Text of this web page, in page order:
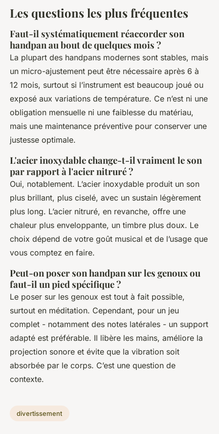
Les questions les plus fréquentes
Faut-il systématiquement réaccorder son
handpan au bout de quelques mois ?
La plupart des handpans modernes sont stables, mais
un micro-ajustement peut être nécessaire après 6 à
12 mois, surtout si l’instrument est beaucoup joué ou
exposé aux variations de température. Ce n’est ni une
obligation mensuelle ni une faiblesse du matériau,
mais une maintenance préventive pour conserver une
justesse optimale.
L'acier inoxydable change-t-il vraiment le son
par rapport à l'acier nitruré ?
Oui, notablement. L’acier inoxydable produit un son
plus brillant, plus ciselé, avec un sustain légèrement
plus long. L’acier nitruré, en revanche, offre une
chaleur plus enveloppante, un timbre plus doux. Le
choix dépend de votre goût musical et de l’usage que
vous comptez en faire.
Peut-on poser son handpan sur les genoux ou
faut-il un pied spécifique ?
Le poser sur les genoux est tout à fait possible,
surtout en méditation. Cependant, pour un jeu
complet - notamment des notes latérales - un support
adapté est préférable. Il libère les mains, améliore la
projection sonore et évite que la vibration soit
absorbée par le corps. C’est une question de
contexte.
divertissement